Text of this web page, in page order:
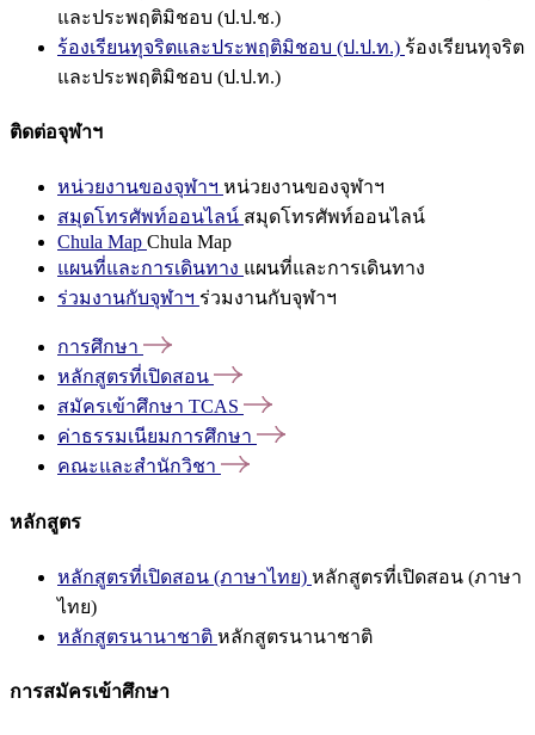
และประพฤติมิชอบ (ป.ป.ช.)
ร้องเรียนทุจริตและประพฤติมิชอบ (ป.ป.ท.) ร้องเรียนทุจริต
และประพฤติมิชอบ (ป.ป.ท.)
ติดต่อจุฬาฯ
หน่วยงานของจุฬาฯ หน่วยงานของจุฬาฯ
สมุดโทรศัพท์ออนไลน์ สมุดโทรศัพท์ออนไลน์
Chula Map Chula Map
แผนที่และการเดินทาง แผนที่และการเดินทาง
ร่วมงานกับจุฬาฯ ร่วมงานกับจุฬาฯ
การศึกษา
หลักสูตรที่เปิดสอน
สมัครเข้าศึกษา TCAS
ค่าธรรมเนียมการศึกษา
คณะและสำนักวิชา
หลักสูตร
หลักสูตรที่เปิดสอน (ภาษาไทย) หลักสูตรที่เปิดสอน (ภาษา
ไทย)
หลักสูตรนานาชาติ หลักสูตรนานาชาติ
การสมัครเข้าศึกษา